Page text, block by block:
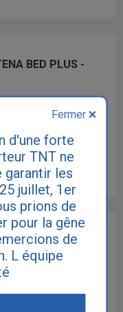
BED PLUS -
TENA
d'une forte
TNT ne
garantir les
juillet, 1er
prions de
pour la gêne
de
L équipe
Fermer